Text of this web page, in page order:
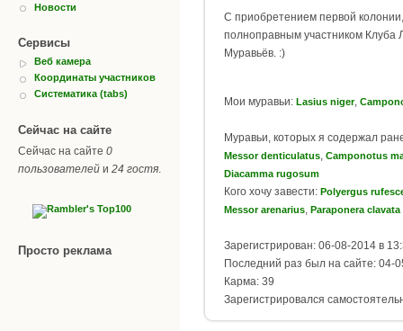
Новости
Сервисы
Веб камера
Координаты участников
Систематика (tabs)
Сейчас на сайте
Сейчас на сайте 0
пользователей и 24 гостя.
Просто реклама
С приобретением первой
полноправным участником Клуба
Муравьёв. :)
Мои муравьи: Lasius niger,
Муравьи, которых я содержал
Messor denticulatus, Camponotus
Diacamma rugosum
Кого хочу завести: Polyergus
Messor arenarius, Paraponera clavata
Зарегистрирован: 06-08-2014 в
Последний раз был на сайте: 04-
Карма: 39
Зарегистрировался